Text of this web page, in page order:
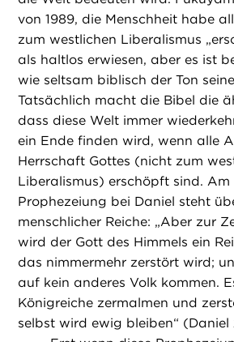
von 1989, die Menschheit habe
zum westlichen Liberalismus
als haltlos erwiesen, aber es ist
wie seltsam biblisch der Ton
Tatsächlich macht die Bibel die
dass diese Welt immer
ein Ende finden wird, wenn alle
Herrschaft Gottes (nicht zum
Liberalismus) erschöpft sind. Am
Prophezeiung bei Daniel steht
menschlicher Reiche: „Aber zur
wird der Gott des Himmels ein
das nimmermehr zerstört wird;
auf kein anderes Volk kommen.
Königreiche zermalmen und
selbst wird ewig bleiben“ (Daniel